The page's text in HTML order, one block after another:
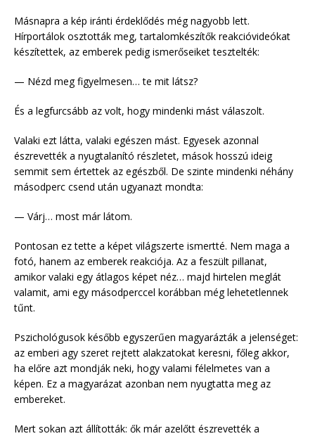
Másnapra a kép iránti érdeklődés még nagyobb lett.
Hírportálok osztották meg, tartalomkészítők reakcióvideókat
készítettek, az emberek pedig ismerőseiket tesztelték:
— Nézd meg figyelmesen… te mit látsz?
És a legfurcsább az volt, hogy mindenki mást válaszolt.
Valaki ezt látta, valaki egészen mást. Egyesek azonnal
észrevették a nyugtalanító részletet, mások hosszú ideig
semmit sem értettek az egészből. De szinte mindenki néhány
másodperc csend után ugyanazt mondta:
— Várj… most már látom.
Pontosan ez tette a képet világszerte ismertté. Nem maga a
fotó, hanem az emberek reakciója. Az a feszült pillanat,
amikor valaki egy átlagos képet néz… majd hirtelen meglát
valamit, ami egy másodperccel korábban még lehetetlennek
tűnt.
Pszichológusok később egyszerűen magyarázták a jelenséget:
az emberi agy szeret rejtett alakzatokat keresni, főleg akkor,
ha előre azt mondják neki, hogy valami félelmetes van a
képen. Ez a magyarázat azonban nem nyugtatta meg az
embereket.
Mert sokan azt állították: ők már azelőtt észrevették a